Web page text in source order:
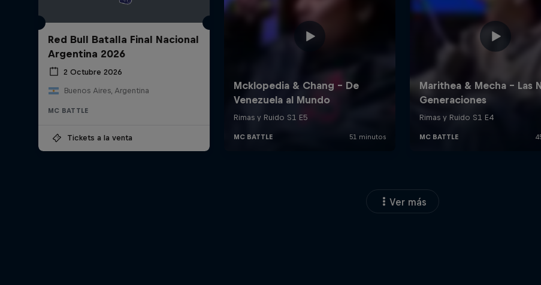
Red Bull Batalla Final Nacional
Argentina 2026
2 Octubre 2026
Buenos Aires, Argentina
MC BATTLE
Tickets a la venta
Ver más